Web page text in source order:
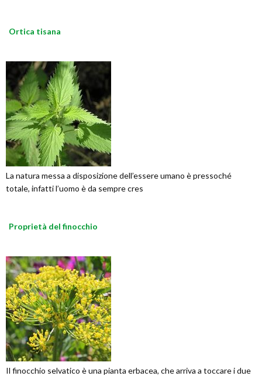
Ortica tisana
La natura messa a disposizione dell’essere umano è pressoché
totale, infatti l’uomo è da sempre cres
Proprietà del finocchio
Il finocchio selvatico è una pianta erbacea, che arriva a toccare i due